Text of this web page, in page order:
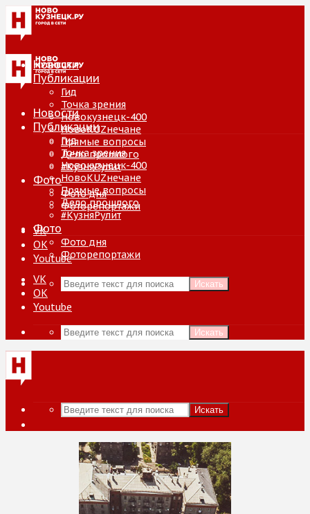
Новости
Публикации
Гид
Точка зрения
Новокузнецк-400
НовоKUZнечане
Прямые вопросы
Дело прошлого
#КузняРулит
Фото
Фото дня
Фоторепортажи
VK
ОК
Youtube
Искать
Новости
Публикации
Гид
Точка зрения
Новокузнецк-400
НовоKUZнечане
Прямые вопросы
Дело прошлого
#КузняРулит
Фото
Фото дня
Фоторепортажи
VK
ОК
Youtube
Искать
Искать